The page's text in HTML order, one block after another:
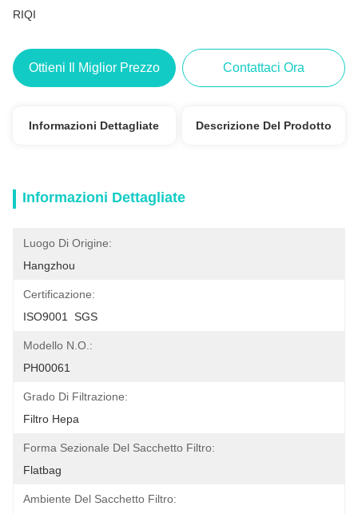
RIQI
Ottieni Il Miglior Prezzo Contattaci Ora
Informazioni Dettagliate Descrizione Del Prodotto
Informazioni Dettagliate
Luogo Di Origine:
Hangzhou
Certificazione:
ISO9001  SGS
Modello N.O.:
PH00061
Grado Di Filtrazione:
Filtro Hepa
Forma Sezionale Del Sacchetto Filtro:
Flatbag
Ambiente Del Sacchetto Filtro: